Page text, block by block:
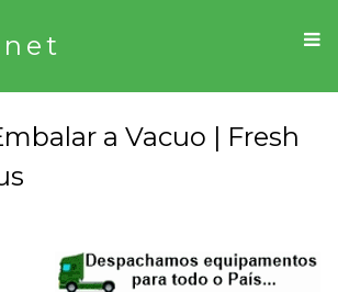
a Vacuo | Fresh